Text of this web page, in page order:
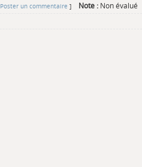
Poster un commentaire ] Note : Non évalué